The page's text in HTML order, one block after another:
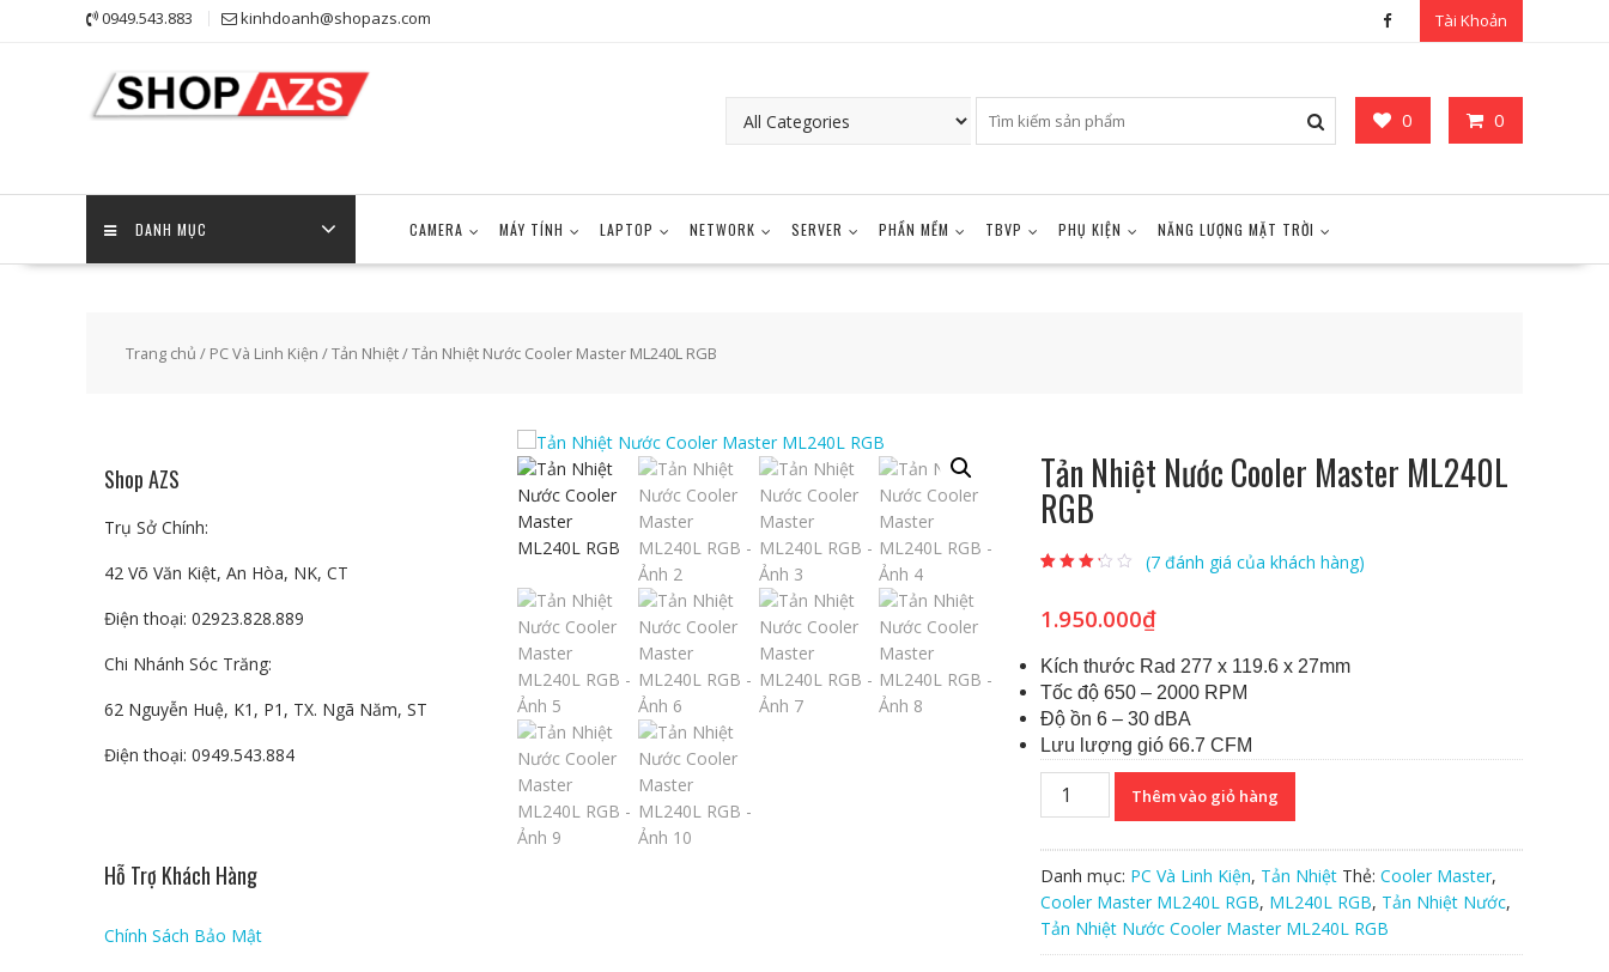
0949.543.883 kinhdoanh@shopazs.com Tài Khoản
0 0
DANH MỤC CAMERA MÁY TÍNH LAPTOP NETWORK SERVER PHẦN MỀM TBVP PHỤ KIỆN NĂNG LƯỢNG MẶT TRỜI
Trang chủ / PC Và Linh Kiện /Tản Nhiệt/ Tản Nhiệt Nước Cooler Master ML240L RGB
Tản Nhiệt Nước Cooler Master ML240L
RGB
trênđánh
giá
(7đánh giá của khách hàng)
1.950.000₫
Kích thước Rad 277 x 119.6 x 27mm
Tốc độ 650 – 2000 RPM
Độ ồn 6 – 30 dBA
Lưu lượng gió 66.7 CFM
Tản
Master
ML240L
RGB
Thêm vào giỏ hàng
Danh mục: PC Và Linh Kiện, Tản Nhiệt Thẻ: Cooler Master,
Cooler Master ML240L RGB, ML240L RGB, Tản Nhiệt Nước,
Tản Nhiệt Nước Cooler Master ML240L RGB
Shop AZS
Trụ Sở Chính:
42 Võ Văn Kiệt, An Hòa, NK, CT
Điện thoại: 02923.828.889
Chi Nhánh Sóc Trăng:
62 Nguyễn Huệ, K1, P1, TX. Ngã Năm, ST
Điện thoại: 0949.543.884
Hỗ Trợ Khách Hàng
Chính Sách Bảo Mật